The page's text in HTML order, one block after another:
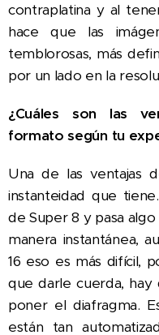
contraplatina y al
hace que las
temblorosas, más
por un lado en la
¿Cuáles son las
formato según tu
Una de las ventajas
instanteidad que
de Super 8 y pasa
manera instantánea,
16 eso es más difícil,
que darle cuerda,
poner el diafragma.
están tan